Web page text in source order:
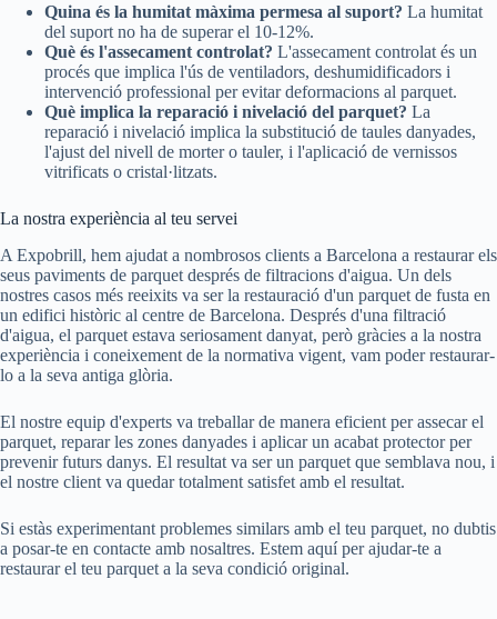
Quina és la humitat màxima permesa al suport? La humitat
del suport no ha de superar el 10-12%.
Què és l'assecament controlat? L'assecament controlat és un
procés que implica l'ús de ventiladors, deshumidificadors i
intervenció professional per evitar deformacions al parquet.
Què implica la reparació i nivelació del parquet? La
reparació i nivelació implica la substitució de taules danyades,
l'ajust del nivell de morter o tauler, i l'aplicació de vernissos
vitrificats o cristal·litzats.
La nostra experiència al teu servei
A Expobrill, hem ajudat a nombrosos clients a Barcelona a restaurar els
seus paviments de parquet després de filtracions d'aigua. Un dels
nostres casos més reeixits va ser la restauració d'un parquet de fusta en
un edifici històric al centre de Barcelona. Després d'una filtració
d'aigua, el parquet estava seriosament danyat, però gràcies a la nostra
experiència i coneixement de la normativa vigent, vam poder restaurar-
lo a la seva antiga glòria.
El nostre equip d'experts va treballar de manera eficient per assecar el
parquet, reparar les zones danyades i aplicar un acabat protector per
prevenir futurs danys. El resultat va ser un parquet que semblava nou, i
el nostre client va quedar totalment satisfet amb el resultat.
Si estàs experimentant problemes similars amb el teu parquet, no dubtis
a posar-te en contacte amb nosaltres. Estem aquí per ajudar-te a
restaurar el teu parquet a la seva condició original.